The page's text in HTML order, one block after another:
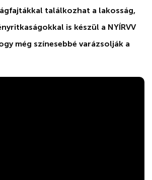
találkozhat a lakosság,
is készül a NYÍRVV
még színesebbé varázsolják a